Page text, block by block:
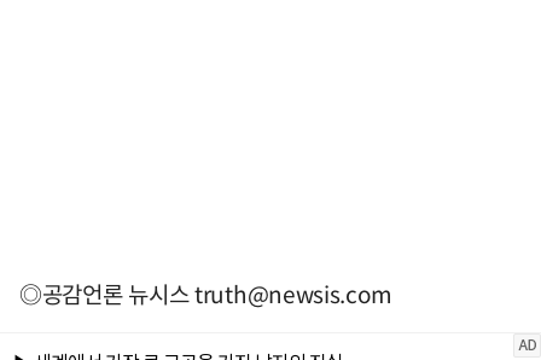
◎공감언론 뉴시스truth@newsis.com